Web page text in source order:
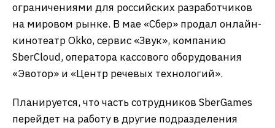
ограничениями для российских разработчиков
на мировом рынке. В мае «Сбер» продал онлайн-
кинотеатр Okko, сервис «Звук», компанию
SberCloud, оператора кассового оборудования
«Эвотор» и «Центр речевых технологий».
Планируется, что часть сотрудников SberGames
перейдет на работу в другие подразделения